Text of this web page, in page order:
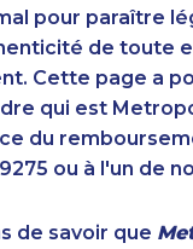
pour paraître
de toute
Cette page a
qui est
du
ou à l'un de
de savoir que